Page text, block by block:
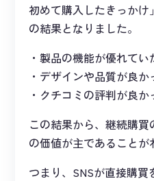
初めて購入したきっか
の結果となりました。
製品の機能が優れてい
デザインや品質が良か
クチコミの評判が良か
この結果から、継続購
の価値が主であることが
つまり、SNSが直接購